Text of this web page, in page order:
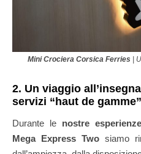
Mini Crociera Corsica Ferries |
2. Un viaggio
servizi “haut de gamme”
Durante le nostre
Mega Express Two siamo